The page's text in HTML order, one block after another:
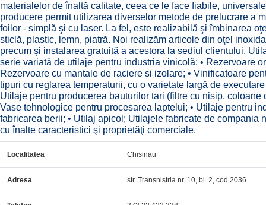
materialelor de înaltă calitate, ceea ce le face fiabile,
producere permit utilizarea diverselor metode de prelucrare a
foilor - simplă şi cu laser. La fel, este realizabilă şi îmbinarea
sticlă, plastic, lemn, piatră. Noi realizăm articole din oţel
precum şi instalarea gratuită a acestora la sediul clientului.
serie variată de utilaje pentru industria vinicolă: • Rezervoare
Rezervoare cu mantale de raciere si izolare; • Vinificatoare
tipuri cu reglarea temperaturii, cu o varietate largă de
Utilaje pentru producerea bauturilor tari (filtre cu nisip, coloane
Vase tehnologice pentru procesarea laptelui; • Utilaje pentru
fabricarea berii; • Utilaj apicol; Utilajele fabricate de compania
cu înalte caracteristici şi proprietăţi comerciale.
Localitatea Chisinau
Adresa str. Transnistria nr. 10, bl. 2, cod 2036